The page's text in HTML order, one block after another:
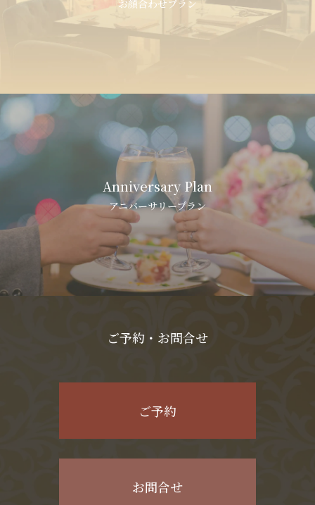
お顔合わせプラン
Anniversary Plan
アニバーサリープラン
ご予約・お問合せ
ご予約
お問合せ